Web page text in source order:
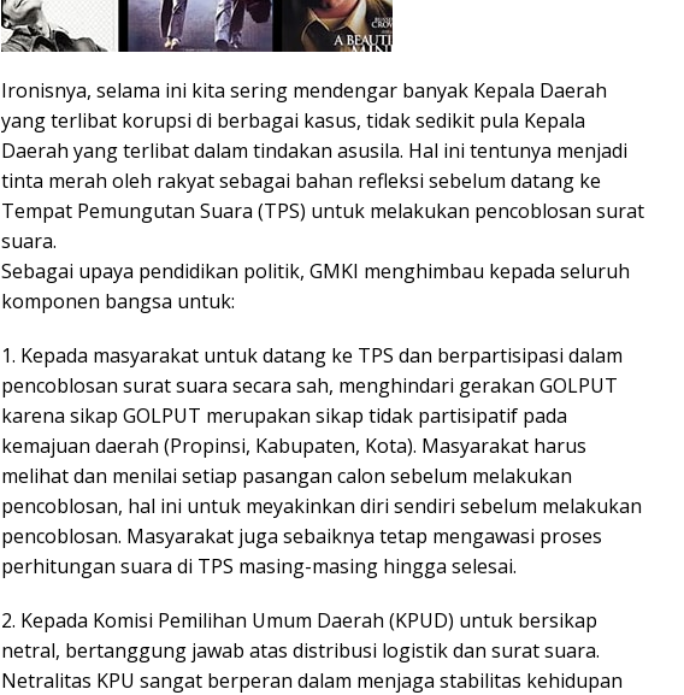
Ironisnya, selama ini kita sering mendengar banyak Kepala Daerah
yang terlibat korupsi di berbagai kasus, tidak sedikit pula Kepala
Daerah yang terlibat dalam tindakan asusila. Hal ini tentunya menjadi
tinta merah oleh rakyat sebagai bahan refleksi sebelum datang ke
Tempat Pemungutan Suara (TPS) untuk melakukan pencoblosan surat
suara.
Sebagai upaya pendidikan politik, GMKI menghimbau kepada seluruh
komponen bangsa untuk:
1. Kepada masyarakat untuk datang ke TPS dan berpartisipasi dalam
pencoblosan surat suara secara sah, menghindari gerakan GOLPUT
karena sikap GOLPUT merupakan sikap tidak partisipatif pada
kemajuan daerah (Propinsi, Kabupaten, Kota). Masyarakat harus
melihat dan menilai setiap pasangan calon sebelum melakukan
pencoblosan, hal ini untuk meyakinkan diri sendiri sebelum melakukan
pencoblosan. Masyarakat juga sebaiknya tetap mengawasi proses
perhitungan suara di TPS masing-masing hingga selesai.
2. Kepada Komisi Pemilihan Umum Daerah (KPUD) untuk bersikap
netral, bertanggung jawab atas distribusi logistik dan surat suara.
Netralitas KPU sangat berperan dalam menjaga stabilitas kehidupan